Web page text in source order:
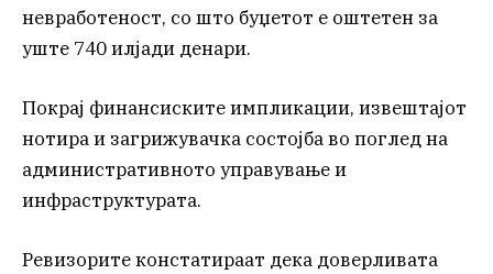
невработеност, со што буџетот е оштетен за
уште 740 илјади денари.
Покрај финансиските импликации, извештајот
нотира и загрижувачка состојба во поглед на
административното управување и
инфраструктурата.
Ревизорите констатираат дека доверливата